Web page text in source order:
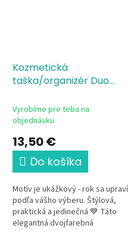
Kozmetická
taška/organizér Duo
Vyrobíme pre teba na
objednávku
13,50 €
Do košíka
Motív je ukážkový - rok sa upraví
podľa vášho výberu. Štýlová,
praktická a jedinečná 💙 Táto
elegantná dvojfarebná